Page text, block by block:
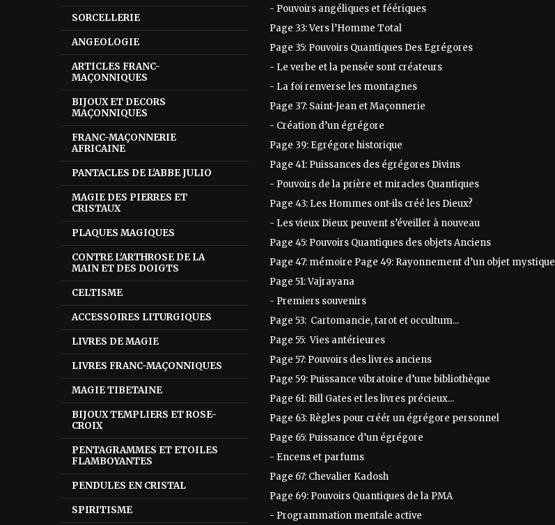
SORCELLERIE
ANGEOLOGIE
ARTICLES FRANC-
MAÇONNIQUES
BIJOUX ET DECORS
MAÇONNIQUES
FRANC-MAÇONNERIE
AFRICAINE
PANTACLES DE L'ABBE JULIO
MAGIE DES PIERRES ET
CRISTAUX
PLAQUES MAGIQUES
CONTRE L'ARTHROSE DE LA
MAIN ET DES DOIGTS
CELTISME
ACCESSOIRES LITURGIQUES
LIVRES DE MAGIE
LIVRES FRANC-MAÇONNIQUES
MAGIE TIBETAINE
BIJOUX TEMPLIERS ET ROSE-
CROIX
PENTAGRAMMES ET ETOILES
FLAMBOYANTES
PENDULES EN CRISTAL
SPIRITISME
- Pouvoirs angéliques et féériques
Page 33: Vers l’Homme Total
Page 35: Pouvoirs Quantiques Des Egrégores
- Le verbe et la pensée sont créateurs
- La foi renverse les montagnes
Page 37: Saint-Jean et Maçonnerie
- Création d’un égrégore
Page 39: Egrégore historique
Page 41: Puissances des égrégores Divins
- Pouvoirs de la prière et miracles Quantiques
Page 43: Les Hommes ont-ils créé les Dieux?
- Les vieux Dieux peuvent s’éveiller à nouveau
Page 45: Pouvoirs Quantiques des objets Anciens
Page 47: mémoire Page 49: Rayonnement d’un objet mystique
Page 51: Vajrayana
- Premiers souvenirs
Page 53: Cartomancie, tarot et occultum...
Page 55: Vies antérieures
Page 57: Pouvoirs des livres anciens
Page 59: Puissance vibratoire d’une bibliothèque
Page 61: Bill Gates et les livres précieux...
Page 63: Règles pour créér un égrégore personnel
Page 65: Puissance d’un égrégore
- Encens et parfums
Page 67: Chevalier Kadosh
Page 69: Pouvoirs Quantiques de la PMA
- Programmation mentale active